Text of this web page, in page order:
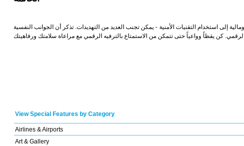
إلى استخدام التقنيات الأمنية - يمكن تجنب العديد من التهديدات. تذكر أن الجوانب النفسية
View Special Features by Category
Airlines & Airports
Art & Gallery